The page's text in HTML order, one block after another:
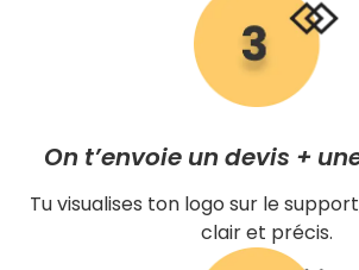
On t’envoie un devis +
Tu visualises ton logo sur le
clair et précis.